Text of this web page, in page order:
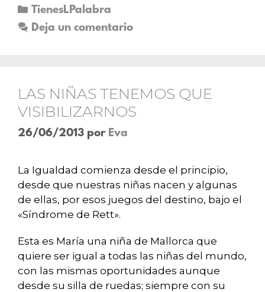
TienesLPalabra
Deja un comentario
LAS NIÑAS TENEMOS QUE
VISIBILIZARNOS
26/06/2013 por Eva
La Igualdad comienza desde el principio,
desde que nuestras niñas nacen y algunas
de ellas, por esos juegos del destino, bajo el
«Síndrome de Rett».
Esta es María una niña de Mallorca que
quiere ser igual a todas las niñas del mundo,
con las mismas oportunidades aunque
desde su silla de ruedas; siempre con su